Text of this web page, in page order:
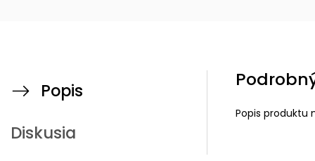
Popis
Diskusia
Popis produktu